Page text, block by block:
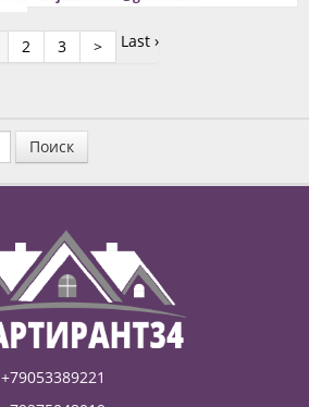
2 3 > Last ›
Поиск
+79053389221